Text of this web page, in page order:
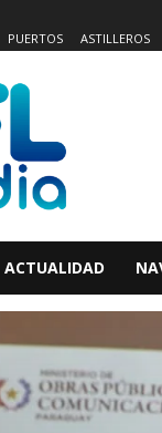
PUERTOS ASTILLEROS
ACTUALIDAD